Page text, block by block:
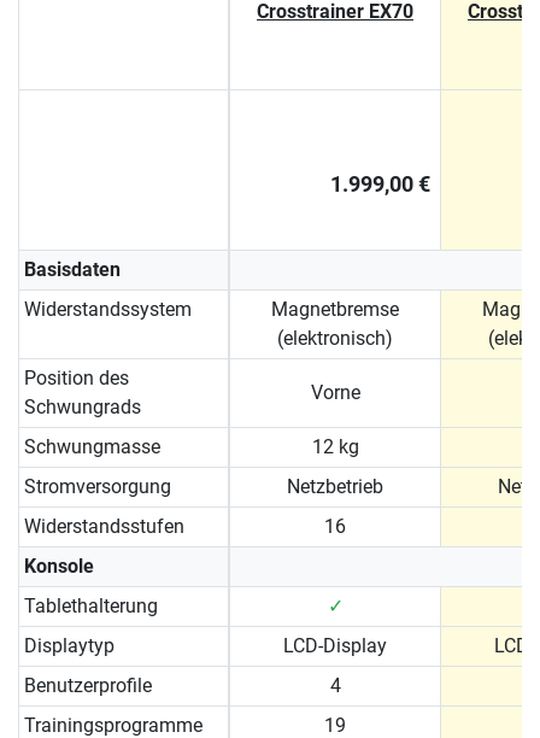
Crosstrainer EX70
1.999,00 €
Basisdaten
Widerstandssystem
Magnetbremse
(elektronisch)
Position des
Schwungrads
Vorne
Schwungmasse 12 kg
Stromversorgung
Netzbetrieb
Widerstandsstufen
16
Konsole
Tablethalterung
✓
Displaytyp
LCD-Display
Benutzerprofile
4
Trainingsprogramme
19